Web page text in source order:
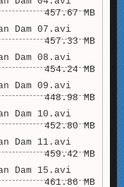
457.67 MB
Dam 07.avi
457.33 MB
Dam 08.avi
454.24 MB
Dam 09.avi
448.98 MB
Dam 10.avi
452.80 MB
Dam 11.avi
459.42 MB
Dam 15.avi
461.86 MB